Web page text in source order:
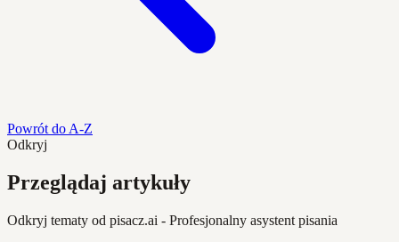
Powrót do A-Z
Odkryj
Przeglądaj artykuły
Odkryj tematy od pisacz.ai - Profesjonalny asystent pisania